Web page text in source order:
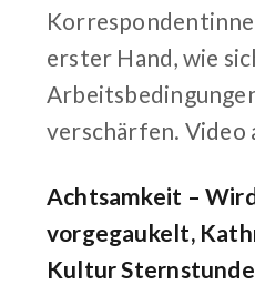
erster Hand, wie
verschärfen. Video
Achtsamkeit –
vorgegaukelt,
Kultur